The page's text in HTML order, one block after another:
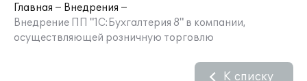
Главная
Внедрения
Внедрение ПП "1С:Бухгалтерия 8" в компании,
осуществляющей розничную торговлю
К списку